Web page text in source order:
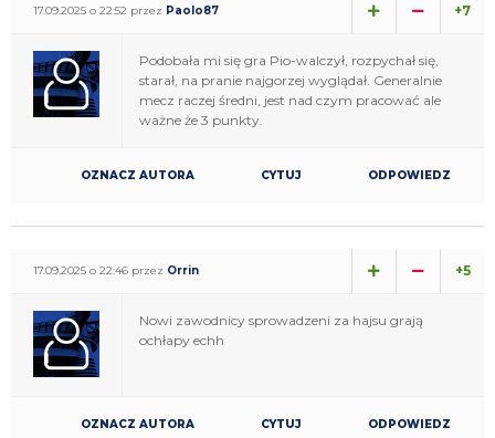
17.09.2025 o 22:52 przez Paolo87 +7
Podobała mi się gra Pio-walczył, rozpychał się,
starał, na pranie najgorzej wyglądał. Generalnie
mecz raczej średni, jest nad czym pracować ale
ważne że 3 punkty.
OZNACZ AUTORA CYTUJ ODPOWIEDZ
17.09.2025 o 22:46 przez Orrin +5
Nowi zawodnicy sprowadzeni za hajsu grają
ochłapy echh
OZNACZ AUTORA CYTUJ ODPOWIEDZ